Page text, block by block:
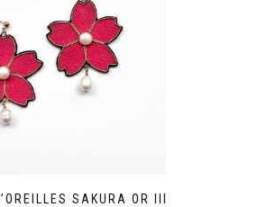
SAKURA OR III